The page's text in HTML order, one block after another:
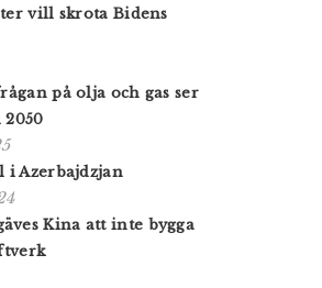
vill skrota Bidens
på olja och gas ser
i Azerbajdzjan
Kina att inte bygga